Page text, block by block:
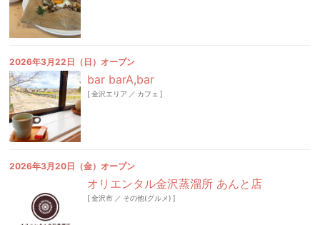
2026年3月22日（日）オープン
bar barA,bar
[金沢エリア ／ カフェ ]
2026年3月20日（金）オープン
オリエンタル金沢蒸溜所 あんと店
[金沢市 ／ その他(グルメ) ]